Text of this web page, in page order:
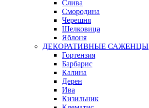
Слива
Смородина
Черешня
Шелковица
Яблоня
ДЕКОРАТИВНЫЕ САЖЕНЦЫ
Гортензия
Барбарис
Калина
Дерен
Ива
Кизильник